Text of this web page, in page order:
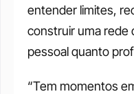
entender limites,
construir uma rede
pessoal quanto
“Tem momentos